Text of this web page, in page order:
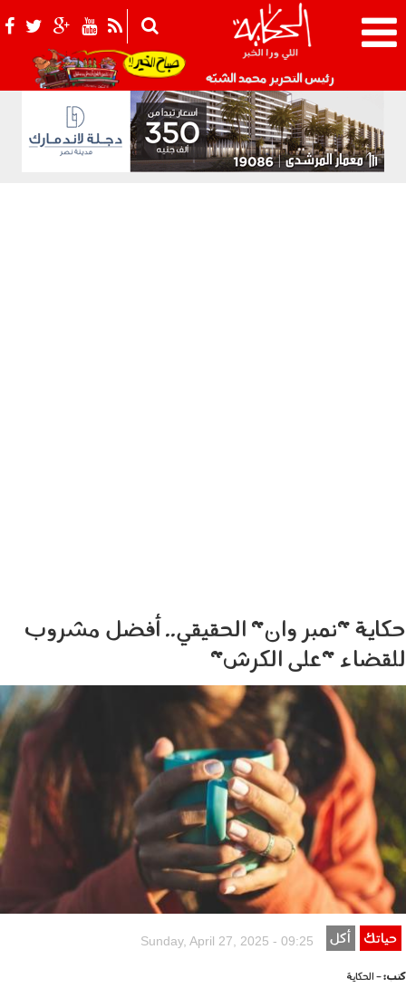
رئيس التحرير محمد الشبّه 021_2.png
حكاية "نمبر وان" الحقيقي.. أفضل مشروب
للقضاء "على الكرش"
2704004.jpg
حياتك أكل Sunday, April 27, 2025 - 09:25
كتب:- الحكاية